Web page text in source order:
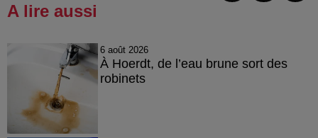
A lire aussi
6 août 2026
À Hoerdt, de l’eau brune sort des
robinets